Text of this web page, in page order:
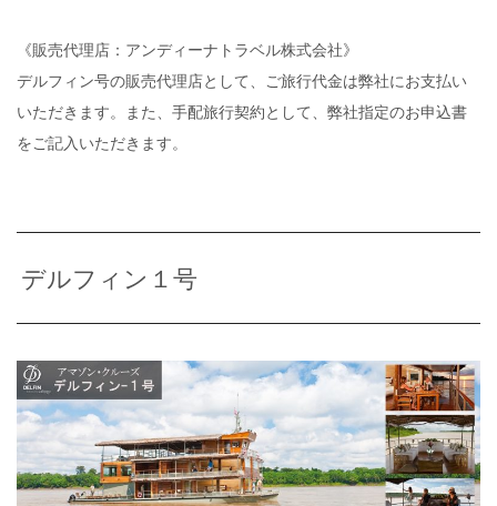
《販売代理店：アンディーナトラベル株式会社》
デルフィン号の販売代理店として、ご旅行代金は弊社にお支払い
いただきます。また、手配旅行契約として、弊社指定のお申込書
をご記入いただきます。
デルフィン１号